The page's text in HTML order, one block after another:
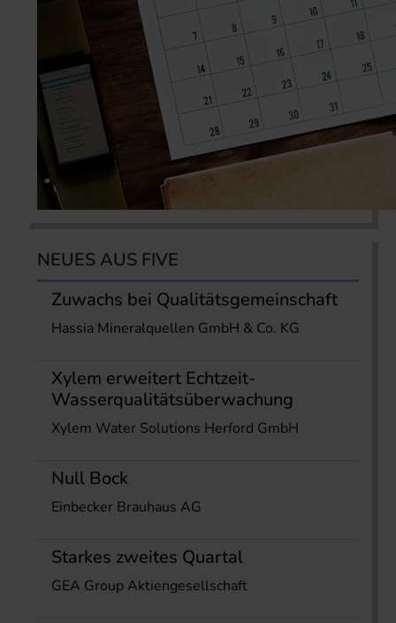
NEUES AUS FIVE
Zuwachs bei Qualitätsgemeinschaft
Hassia Mineralquellen GmbH & Co. KG
Xylem erweitert Echtzeit-
Wasserqualitätsüberwachung
Xylem Water Solutions Herford GmbH
Null Bock
Einbecker Brauhaus AG
Starkes zweites Quartal
GEA Group Aktiengesellschaft